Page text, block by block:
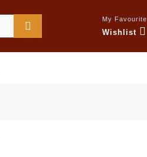
My Favourite
Wishlist